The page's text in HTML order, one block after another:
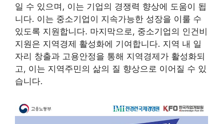
일 수 있으며, 이는 기업의 경쟁력 향상에 도움이 됩
니다. 이는 중소기업이 지속가능한 성장을 이룰 수
있도록 지원합니다. 마지막으로, 중소기업의 인건비
지원은 지역경제 활성화에 기여합니다. 지역 내 일
자리 창출과 고용안정을 통해 지역경제가 활성화되
고, 이는 지역주민의 삶의 질 향상으로 이어질 수 있
습니다.